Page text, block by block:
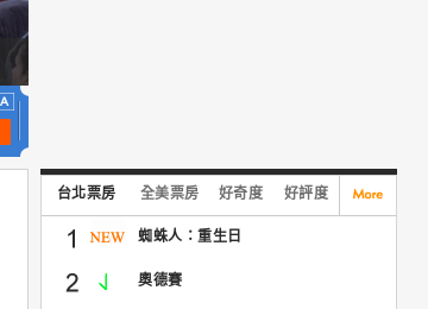
台北票房 全美票房 好奇度 好評度
蜘蛛人：重生日
奧德賽